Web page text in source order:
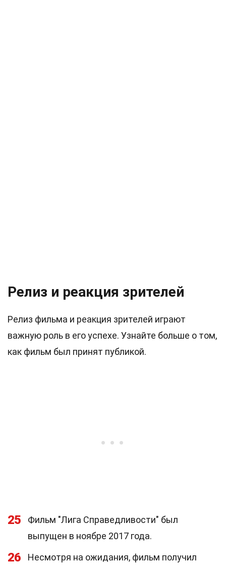
Релиз и реакция зрителей
Релиз фильма и реакция зрителей играют
важную роль в его успехе. Узнайте больше о том,
как фильм был принят публикой.
25
Фильм "Лига Справедливости" был
выпущен в ноябре 2017 года.
26
Несмотря на ожидания, фильм получил